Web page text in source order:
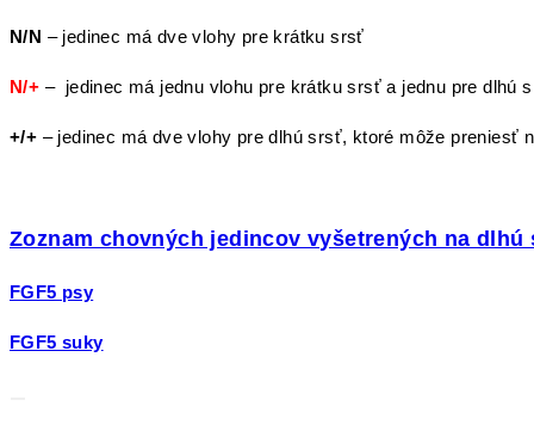
N/N – jedinec má dve vlohy pre krátku srsť
N/+ – jedinec má jednu vlohu pre krátku srsť a jednu pre dlhú
+/+ – jedinec má dve vlohy pre dlhú srsť, ktoré môže preniesť
Zoznam chovných jedincov vyšetrených na
FGF5 psy
FGF5 suky